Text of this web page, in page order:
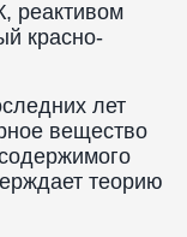
реактивом
красно-
лет
вещество
теорию